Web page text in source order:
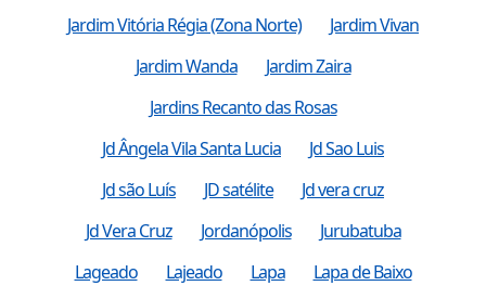
Jardim Vitória Régia (Zona Norte)
Jardim Vivan
Jardim Wanda
Jardim Zaira
Jardins Recanto das Rosas
Jd Ângela Vila Santa Lucia
Jd Sao Luis
Jd são Luís
JD satélite
Jd vera cruz
Jd Vera Cruz
Jordanópolis
Jurubatuba
Lageado
Lajeado Lapa
Lapa de Baixo